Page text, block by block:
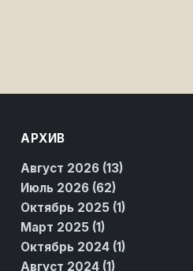
АРХИВ
Август 2026 (13)
Июль 2026 (62)
Октябрь 2025 (1)
Март 2025 (1)
Октябрь 2024 (1)
Август 2024 (1)